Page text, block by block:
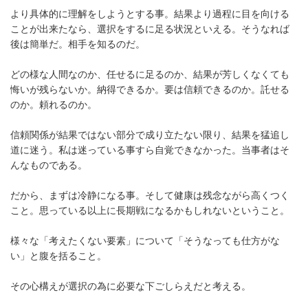
より具体的に理解をしようとする事。結果より過程に目を向ける
ことが出来たなら、選択をするに足る状況といえる。そうなれば
後は簡単だ。相手を知るのだ。
どの様な人間なのか、任せるに足るのか、結果が芳しくなくても
悔いが残らないか。納得できるか。要は信頼できるのか。託せる
のか。頼れるのか。
信頼関係が結果ではない部分で成り立たない限り、結果を猛追し
道に迷う。私は迷っている事すら自覚できなかった。当事者はそ
んなものである。
だから、まずは冷静になる事。そして健康は残念ながら高くつく
こと。思っている以上に長期戦になるかもしれないということ。
様々な「考えたくない要素」について「そうなっても仕方がな
い」と腹を括ること。
その心構えが選択の為に必要な下ごしらえだと考える。